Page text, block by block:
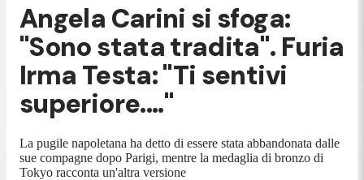
Angela Carini si sfoga:
"Sono stata tradita". Furia
Irma Testa: "Ti sentivi
superiore...."
La pugile napoletana ha detto di essere stata abbandonata dalle
sue compagne dopo Parigi, mentre la medaglia di bronzo di
Tokyo racconta un'altra versione